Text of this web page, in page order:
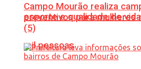
esporte e qualidade de
mil pessoas
Campo Mourão realiza
preventivos para mulheres
(5)